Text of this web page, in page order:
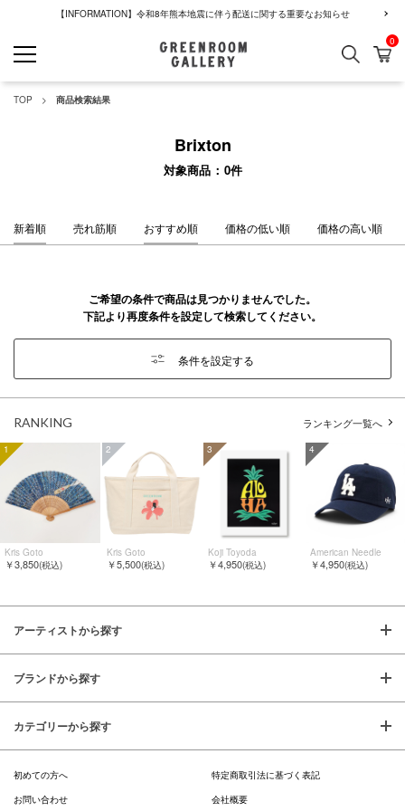
【INFORMATION】令和8年熊本地震に伴う配送に関する重要なお知らせ
検索 カ
0
TOP 商品検索結果
Brixton
対象商品 0件
新着順 売れ筋順 おすすめ順 価格の低い順 価格の高い順
ご希望の条件で商品は見つかりませんでした。
下記より再度条件を設定して検索してください。
条件を設定する
RANKING ランキング一覧へ
1
Kris Goto
￥3,850(税込)
2
Kris Goto
￥5,500(税込)
3
Koji Toyoda
￥4,950(税込)
4
American Needle
￥4,950(税込)
アーティストから探す
ブランドから探す
カテゴリーから探す
初めての方へ
特定商取引法に基づく表記
お問い合わせ
会社概要